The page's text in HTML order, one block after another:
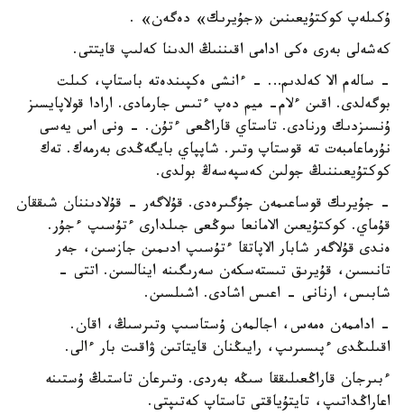
ۇكىلەپ كوكتۇيعىنىن «جۇيرىك» دەگەن» .
كەشەلى بەرى ەكى ادامى اقىننىڭ الدىنا كەلىپ قايتتى.
- سالەم الا كەلدىم… - ءانشى ەكپىندەتە باستاپ، كىلت
بوگەلدى. اقىن ءلام- ميم دەپ ءتىس جارمادى. ارادا قولاپايسىز
ۇنسىزدىك ورنادى. تاستاي قاراڭعى ءتۇن. - ونى اس يەسى
نۇرماعامبەت تە قوستاپ وتىر. شاپپاي بايگەڭدى بەرمەك. تەك
كوكتۇيعىننىڭ جولىن كەسپەسەڭ بولدى.
- جۇيرىك قوساعىمەن جۇگىرەدى. قۇلاگەر - قۇلادىننان شىققان
قۇماي. كوكتۇيعىن الامانعا سوڭعى جىلدارى ءتۇسىپ ءجۇر.
ەندى قۇلاگەر شابار الاپاتقا ءتۇسىپ ادىمىن جازسىن، جەر
تانىسىن، قۇيرىق تىستەسكەن سەرىگىنە اينالسىن. اتتى -
شابىس، ارنانى - اعىس اشادى. اشىلسىن.
- اداممەن ەمەس، اجالمەن ۇستاسىپ وتىرسىڭ، اقان.
اقىلىڭدى ءپىسىرىپ، رايىڭنان قايتاتىن ۋاقىت بار ءالى.
ءبىرجان قاراڭعىلىققا سىڭە بەردى. وتىرعان تاستىڭ ۇستىنە
اعاراڭداتىپ، تايتۇياقتى تاستاپ كەتىپتى.